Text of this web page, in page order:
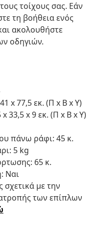
τοίχους σας. Εάν
τη βοήθεια ενός
ακολουθήστε
οδηγιών.
x 77,5 εκ. (Π x Β x Υ)
33,5 x 9 εκ. (Π x Β x Υ)
πάνω ράφι: 45 κ.
5 kg
65 κ.
Ναι
σχετικά με την
των επίπλων